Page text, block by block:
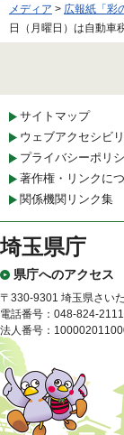
メディア > 広報紙「彩
日（月曜日）は自動車
サイトマップ
ウェブアクセシビ
プライバシーポリ
著作権・リンクに
関係機関リンク集
埼玉県庁
県庁へのアクセス
〒330-9301 埼玉県さい
電話番号：048-824-2111
法人番号：